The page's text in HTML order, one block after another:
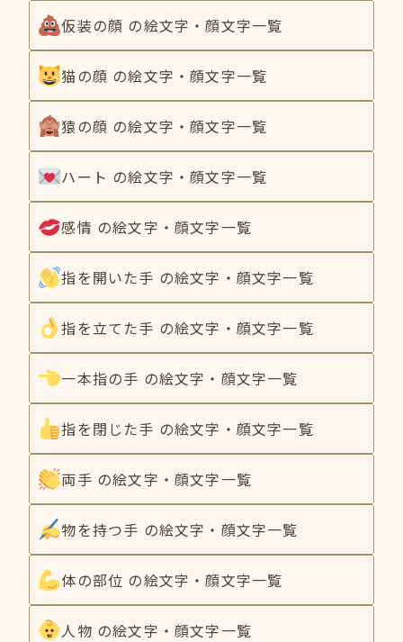
仮装の顔 の絵文字・顔文字一覧
猫の顔 の絵文字・顔文字一覧
猿の顔 の絵文字・顔文字一覧
ハート の絵文字・顔文字一覧
感情 の絵文字・顔文字一覧
指を開いた手 の絵文字・顔文字一覧
指を立てた手 の絵文字・顔文字一覧
一本指の手 の絵文字・顔文字一覧
指を閉じた手 の絵文字・顔文字一覧
両手 の絵文字・顔文字一覧
物を持つ手 の絵文字・顔文字一覧
体の部位 の絵文字・顔文字一覧
人物 の絵文字・顔文字一覧